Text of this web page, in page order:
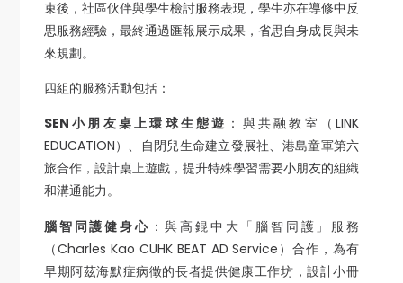
束後，社區伙伴與學生檢討服務表現，學生亦在導修中反
思服務經驗，最終通過匯報展示成果，省思自身成長與未
來規劃。
四組的服務活動包括：
SEN 小朋友桌上環球生態遊 ：與共融教室（LINK
EDUCATION）、自閉兒生命建立發展社、港島童軍第六
旅合作，設計桌上遊戲，提升特殊學習需要小朋友的組織
和溝通能力。
腦智同護健身心 ：與高錕中大「腦智同護」服務
（Charles Kao CUHK BEAT AD Service）合作，為有
早期阿茲海默症病徵的長者提供健康工作坊，設計小冊